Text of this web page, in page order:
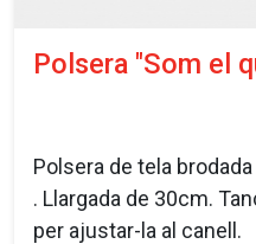
Polsera "Som el
Polsera de tela
. Llargada de 30cm.
per ajustar-la al canell.